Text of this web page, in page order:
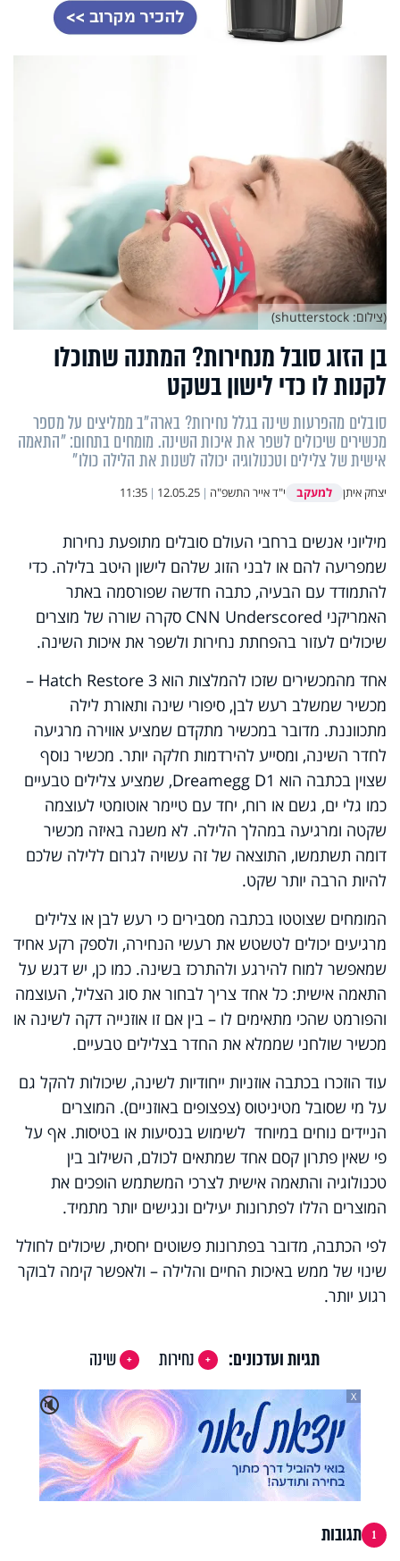
בן הזוג סובל מנחירות? המתנה שתוכלו
לקנות לו כדי לישון בשקט
סובלים מהפרעות שינה בגלל נחירות? בארה"ב ממליצים על מספר
מכשירים שיכולים לשפר את איכות השינה. מומחים בתחום: "התאמה
אישית של צלילים וטכנולוגיה יכולה לשנות את הלילה כולו"
יצחק איתן למעקב י"ד אייר התשפ"ה |
12.05.25
|
11:35
(צילום: shutterstock)
מיליוני אנשים ברחבי העולם סובלים מתופעת נחירות
שמפריעה להם או לבני הזוג שלהם לישון היטב בלילה. כדי
להתמודד עם הבעיה, כתבה חדשה שפורסמה באתר
האמריקני CNN Underscored סקרה שורה של מוצרים
שיכולים לעזור בהפחתת נחירות ולשפר את איכות השינה.
אחד מהמכשירים שזכו להמלצות הוא Hatch Restore 3 –
מכשיר שמשלב רעש לבן, סיפורי שינה ותאורת לילה
מתכווננת. מדובר במכשיר מתקדם שמציע אווירה מרגיעה
לחדר השינה, ומסייע להירדמות חלקה יותר. מכשיר נוסף
שצוין בכתבה הוא Dreamegg D1, שמציע צלילים טבעיים
כמו גלי ים, גשם או רוח, יחד עם טיימר אוטומטי לעוצמה
שקטה ומרגיעה במהלך הלילה. לא משנה באיזה מכשיר
דומה תשתמשו, התוצאה של זה עשויה לגרום ללילה שלכם
להיות הרבה יותר שקט.
המומחים שצוטטו בכתבה מסבירים כי רעש לבן או צלילים
מרגיעים יכולים לטשטש את רעשי הנחירה, ולספק רקע אחיד
שמאפשר למוח להירגע ולהתרכז בשינה. כמו כן, יש דגש על
התאמה אישית: כל אחד צריך לבחור את סוג הצליל, העוצמה
והפורמט שהכי מתאימים לו – בין אם זו אוזנייה דקה לשינה או
מכשיר שולחני שממלא את החדר בצלילים טבעיים.
עוד הוזכרו בכתבה אוזניות ייחודיות לשינה, שיכולות להקל גם
על מי שסובל מטיניטוס (צפצופים באוזניים). המוצרים
הניידים נוחים במיוחד לשימוש בנסיעות או בטיסות. אף על
פי שאין פתרון קסם אחד שמתאים לכולם, השילוב בין
טכנולוגיה והתאמה אישית לצרכי המשתמש הופכים את
המוצרים הללו לפתרונות יעילים ונגישים יותר מתמיד.
לפי הכתבה, מדובר בפתרונות פשוטים יחסית, שיכולים לחולל
שינוי של ממש באיכות החיים והלילה – ולאפשר קימה לבוקר
רגוע יותר.
תגיות ועדכונים: נחירות
שינה
🔇
X
1 תגובות